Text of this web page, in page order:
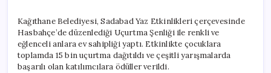
Uçurtma
Çocuklarla
Buluştu
için
Kağıthane Belediyesi, Sadabad Yaz Etkinlikleri çerçevesinde
Hasbahçe’de düzenlediği Uçurtma Şenliği ile renkli ve
eğlenceli anlara ev sahipliği yaptı. Etkinlikte çocuklara
toplamda 15 bin uçurtma dağıtıldı ve çeşitli yarışmalarda
başarılı olan katılımcılara ödüller verildi.